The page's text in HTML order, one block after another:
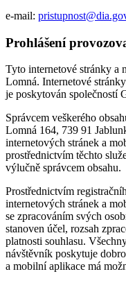
e-mail:
Prohlášení
Tyto internetové stránky
Lomná. Internetové
je poskytován společností
Správcem veškerého
Lomná 164, 739 91
internetových stránek a
prostřednictvím těchto
výlučně správcem obsahu.
Prostřednictvím
internetových stránek a
se zpracováním svých
stanoven účel, rozsah
platnosti souhlasu.
návštěvník poskytuje
a mobilní aplikace má